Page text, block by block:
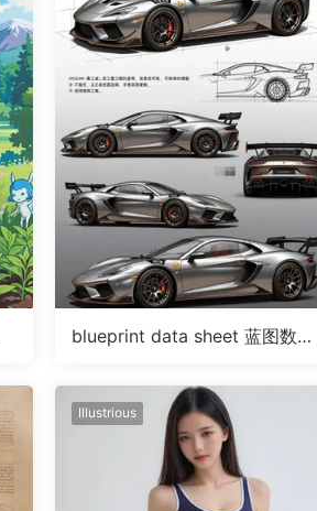
blueprint data sheet 蓝图数据
Illustrious